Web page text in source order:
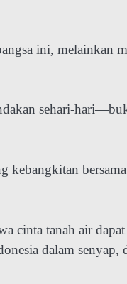
ini, melainkan
sehari-
kebangkitan
cinta tanah air
dalam senyap,